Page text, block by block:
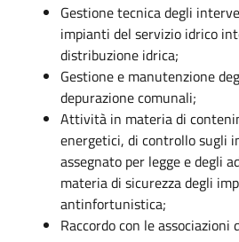
Gestione tecnica degli
impianti del servizio idrico
distribuzione idrica;
Gestione e manutenzione
depurazione comunali;
Attività in materia di
energetici, di controllo sugli
assegnato per legge e degli
materia di sicurezza degli
antinfortunistica;
Raccordo con le